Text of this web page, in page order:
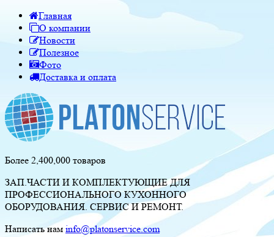
Главная
О компании
Новости
Полезное
Фото
Доставка и оплата
Более 2,400,000 товаров
ЗАП.ЧАСТИ И КОМПЛЕКТУЮЩИЕ ДЛЯ
ПРОФЕССИОНАЛЬНОГО КУХОННОГО
ОБОРУДОВАНИЯ. СЕРВИС И РЕМОНТ.
Написать нам info@platonservice.com